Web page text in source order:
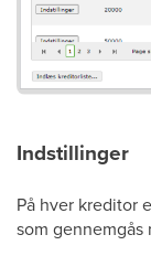
Indstillinger
På hver kreditor
som gennemgås